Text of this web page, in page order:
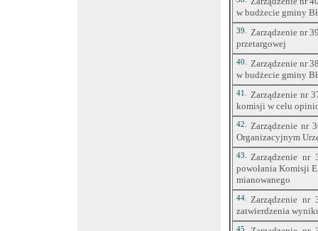
w budżecie gminy
39.
Zarządzenie nr
przetargowej
40.
Zarządzenie nr
w budżecie gminy
41.
Zarządzenie nr
komisji w celu
42.
Zarządzenie nr
Organizacyjnym
43.
Zarządzenie nr
powołania Komisji
mianowanego
44.
Zarządzenie nr
zatwierdzenia
45.